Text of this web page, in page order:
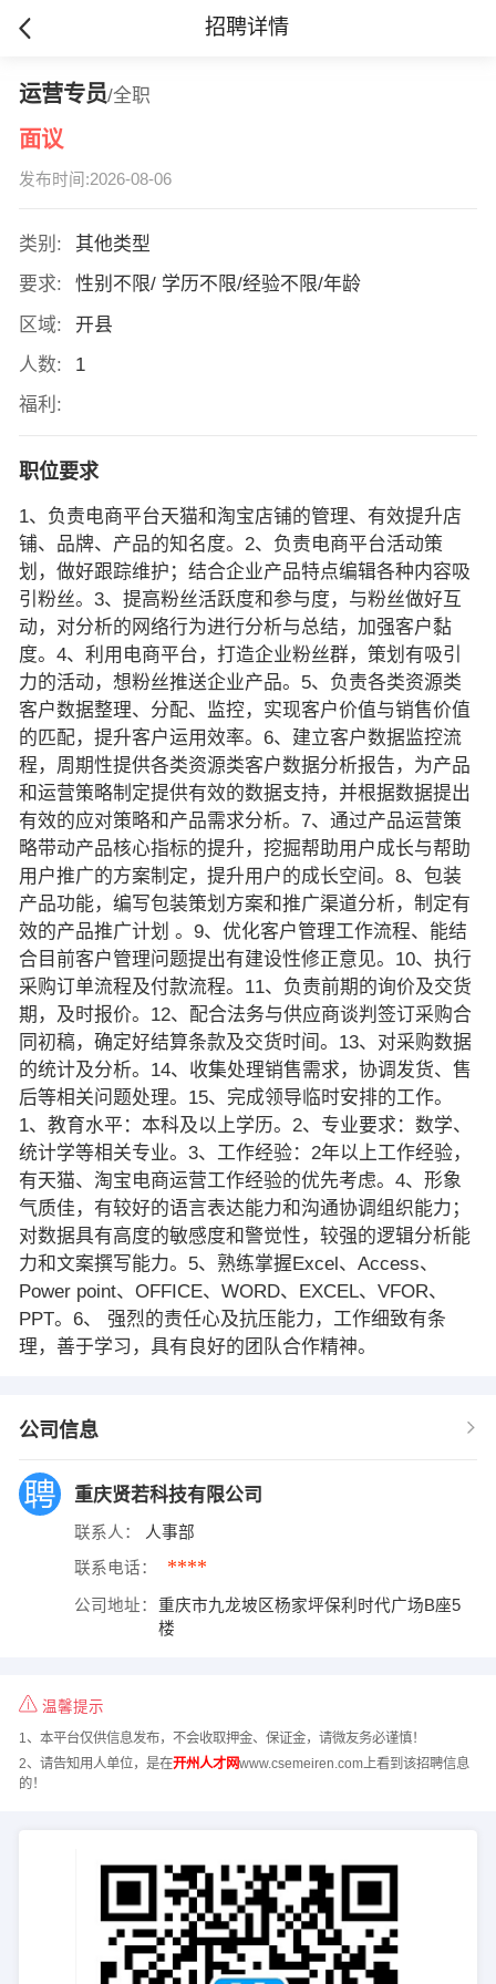
招聘详情
运营专员/全职
面议
发布时间:2026-08-06
类别:
其他类型
要求:
性别不限/ 学历不限/经验不限/年龄
区域:
开县
人数:
1
福利:
职位要求
1、负责电商平台天猫和淘宝店铺的管理、有效提升店
铺、品牌、产品的知名度。2、负责电商平台活动策
划，做好跟踪维护；结合企业产品特点编辑各种内容吸
引粉丝。3、提高粉丝活跃度和参与度，与粉丝做好互
动，对分析的网络行为进行分析与总结，加强客户黏
度。4、利用电商平台，打造企业粉丝群，策划有吸引
力的活动，想粉丝推送企业产品。5、负责各类资源类
客户数据整理、分配、监控，实现客户价值与销售价值
的匹配，提升客户运用效率。6、建立客户数据监控流
程，周期性提供各类资源类客户数据分析报告，为产品
和运营策略制定提供有效的数据支持，并根据数据提出
有效的应对策略和产品需求分析。7、通过产品运营策
略带动产品核心指标的提升，挖掘帮助用户成长与帮助
用户推广的方案制定，提升用户的成长空间。8、包装
产品功能，编写包装策划方案和推广渠道分析，制定有
效的产品推广计划 。9、优化客户管理工作流程、能结
合目前客户管理问题提出有建设性修正意见。10、执行
采购订单流程及付款流程。11、负责前期的询价及交货
期，及时报价。12、配合法务与供应商谈判签订采购合
同初稿，确定好结算条款及交货时间。13、对采购数据
的统计及分析。14、收集处理销售需求，协调发货、售
后等相关问题处理。15、完成领导临时安排的工作。
1、教育水平：本科及以上学历。2、专业要求：数学、
统计学等相关专业。3、工作经验：2年以上工作经验，
有天猫、淘宝电商运营工作经验的优先考虑。4、形象
气质佳，有较好的语言表达能力和沟通协调组织能力；
对数据具有高度的敏感度和警觉性，较强的逻辑分析能
力和文案撰写能力。5、熟练掌握Excel、Access、
Power point、OFFICE、WORD、EXCEL、VFOR、
PPT。6、 强烈的责任心及抗压能力，工作细致有条
理，善于学习，具有良好的团队合作精神。
公司信息
重庆贤若科技有限公司
联系人： 人事部
联系电话： ****
公司地址：
重庆市九龙坡区杨家坪保利时代广场B座5
楼
温馨提示
1、本平台仅供信息发布，不会收取押金、保证金，请微友务必谨慎！
2、请告知用人单位，是在开州人才网www.csemeiren.com上看到该招聘信息
的！